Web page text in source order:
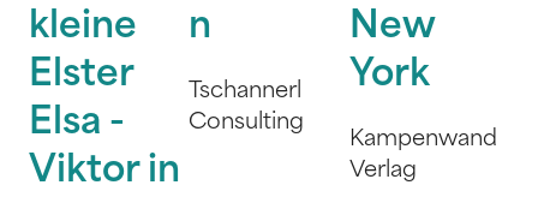
kleine
Elster
Elsa -
Viktor in
n
Tschannerl
Consulting
New
York
Kampenwand
Verlag